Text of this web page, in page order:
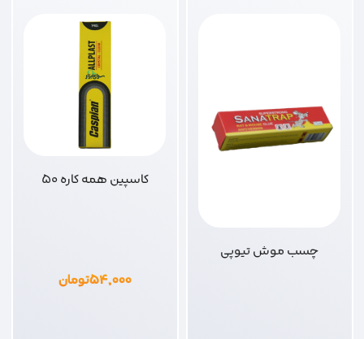
چسب موش تیوپی
کاسپین همه کاره 50
۵۴,۰۰۰تومان